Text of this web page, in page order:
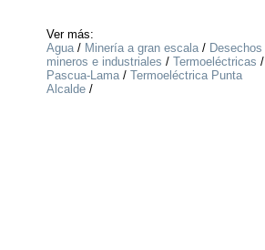
Ver más:
Agua/ Minería a gran escala/ Desechos
mineros e industriales / Termoeléctricas /
Pascua-Lama/ Termoeléctrica Punta
Alcalde/